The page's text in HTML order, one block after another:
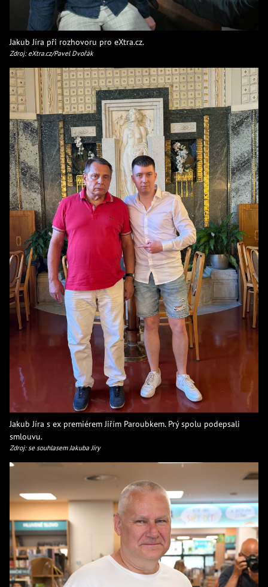
Jakub Jíra při rozhovoru pro eXtra.cz.
Zdroj: eXtra.cz/Pavel Dvořák
Jakub Jíra s ex premiérem Jiřím Paroubkem. Prý spolu podepsali
smlouvu.
Zdroj: se souhlasem Jakuba Jíry